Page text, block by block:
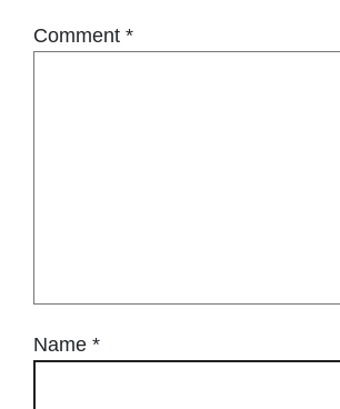
Comment *
Name *